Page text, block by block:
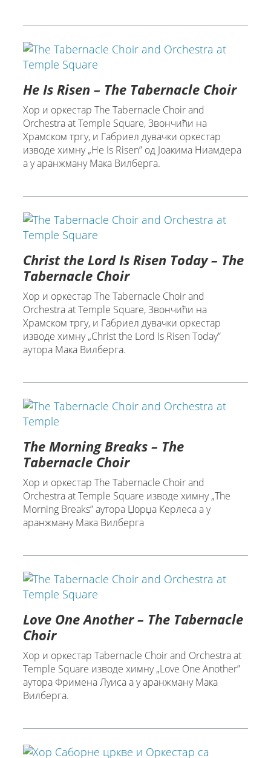
He Is Risen – The Tabernacle Choir
Хор и оркестар The Tabernacle Choir and
Orchestra at Temple Square, Звончићи на
Храмском тргу, и Габриел дувачки оркестар
изводе химну „He Is Risen” од Јоакима Ниамдера
a у аранжману Мaка Вилберга.
Christ the Lord Is Risen Today – The
Tabernacle Choir
Хор и оркестар The Tabernacle Choir and
Orchestra at Temple Square, Звончићи на
Храмском тргу, и Габриел дувачки оркестар
изводе химну „Christ the Lord Is Risen Today”
аутора Мaка Вилберга.
The Morning Breaks – The
Tabernacle Choir
Хор и оркестар The Tabernacle Choir and
Orchestra at Temple Square изводе химну „The
Morning Breaks” аутора Џорџа Керлеса a у
аранжману Мaка Вилберга
Love One Another – The Tabernacle
Choir
Хор и оркестар Tabernacle Choir and Orchestra at
Temple Square изводе химну „Love One Another”
аутора Фримена Луиса а у аранжману Мака
Вилберга.